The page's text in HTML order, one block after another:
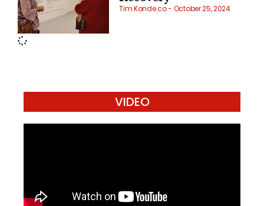
Tim Konde.co October 25, 2024
VIDEO